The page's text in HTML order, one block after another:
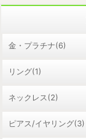
金・プラチナ(6)
リング(1)
ネックレス(2)
ピアス/イヤリング(3)